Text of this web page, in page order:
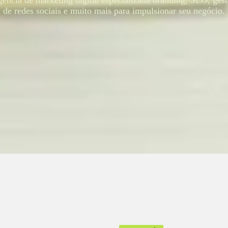
de redes sociais e muito mais para impulsionar seu negócio.